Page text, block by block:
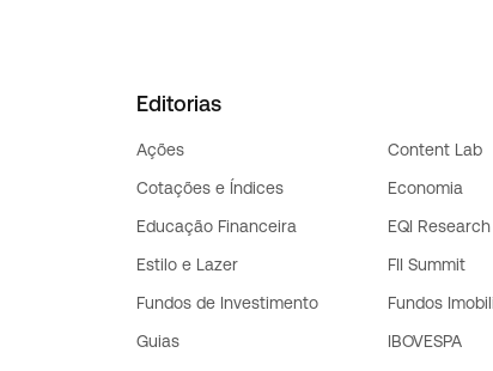
Editorias
Ações
Content Lab
Cotações e Índices
Economia
Educação Financeira
EQI Research
Estilo e Lazer
FII Summit
Fundos de Investimento
Fundos
Guias
IBOVESPA